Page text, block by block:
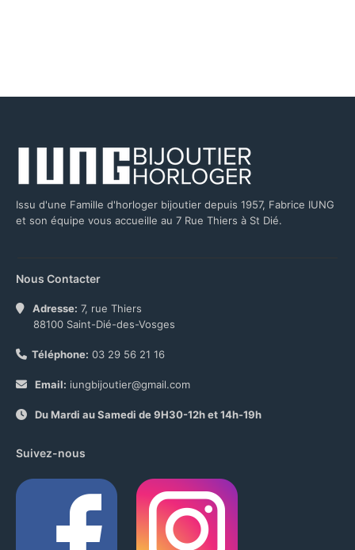
Issu d'une Famille d'horloger bijoutier depuis 1957, Fabrice IUNG
et son équipe vous accueille au 7 Rue Thiers à St Dié.
Nous Contacter
Adresse: 7, rue Thiers
88100 Saint-Dié-des-Vosges
Téléphone: 03 29 56 21 16
Email: iungbijoutier@gmail.com
Du Mardi au Samedi de 9H30-12h et 14h-19h
Suivez-nous